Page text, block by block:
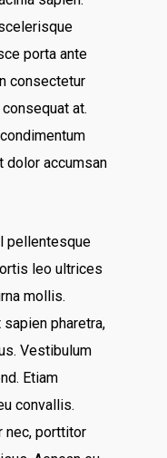
porta ante
consectetur
at.
dolor accumsan
pellentesque
leo ultrices
mollis.
pharetra,
Vestibulum
Etiam
convallis.
nec, porttitor